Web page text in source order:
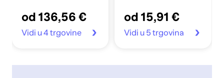
32000 DPI, 2 tipke,
95 sati trajanja
baterije, 60 g
od 136,56 €
Vidi u 4 trgovine
od 15,91 €
Vidi u 5 trgovina